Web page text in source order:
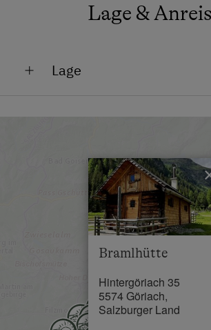
Lage &
Lage
Bramlhütte
Hintergöriach 35
5574 Göriach,
Salzburger Land